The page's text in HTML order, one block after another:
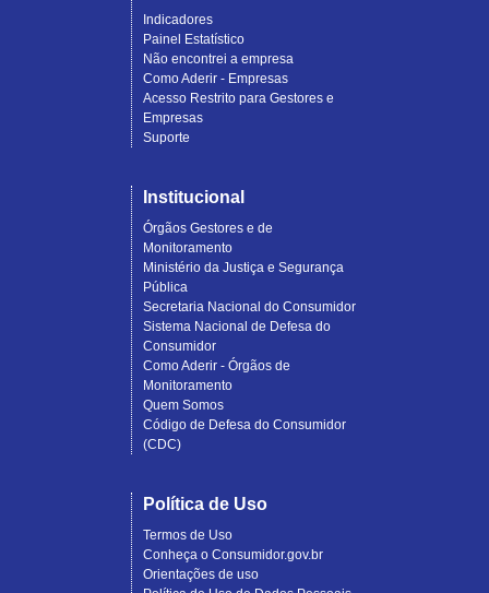
Indicadores
Painel Estatístico
Não encontrei a empresa
Como Aderir - Empresas
Acesso Restrito para Gestores e
Empresas
Suporte
Institucional
Órgãos Gestores e de
Monitoramento
Ministério da Justiça e Segurança
Pública
Secretaria Nacional do Consumidor
Sistema Nacional de Defesa do
Consumidor
Como Aderir - Órgãos de
Monitoramento
Quem Somos
Código de Defesa do Consumidor
(CDC)
Política de Uso
Termos de Uso
Conheça o Consumidor.gov.br
Orientações de uso